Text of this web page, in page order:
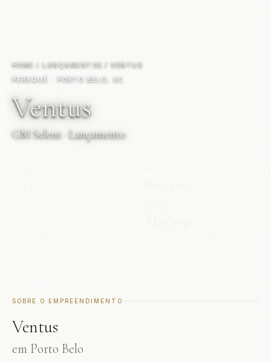
HOME LANÇAMENTOS /VENTUS
PEREQUÊ · PORTO BELO, SC
Ventus
GM Selent · Lançamento
SOBRE O EMPREENDIMENTO
Ventus
em Porto Belo